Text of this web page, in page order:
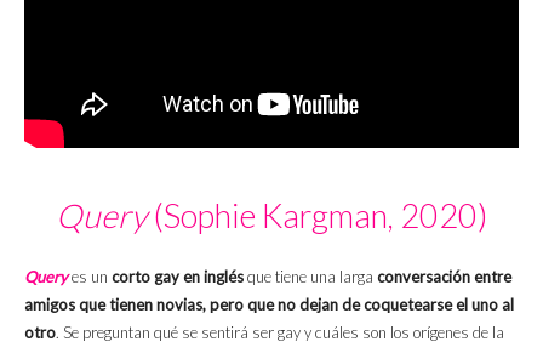
Query(Sophie Kargman, 2020)
Queryes un corto gay en inglésque tiene una larga conversación entre
amigos que tienen novias, pero que no dejan de coquetearse el uno al
otro. Se preguntan qué se sentirá ser gay y cuáles son los orígenes de la